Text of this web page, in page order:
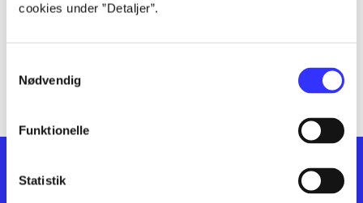
cookies under ”Detaljer”.
Nødvendig
Funktionelle
Statistik
lorem ipsum dolor sit amet ...
lorem ipsum dolor sit amet ...